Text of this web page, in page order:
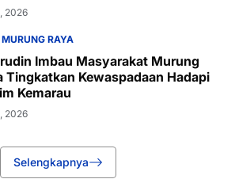
2026
RAYA
Imbau Masyarakat Murung
Tingkatkan Kewaspadaan Hadapi
Kemarau
2026
Selengkapnya